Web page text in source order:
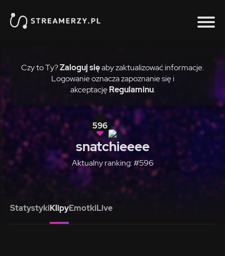
Czy to Ty?Zaloguj sięaby zaktualizować informacje.
Logowanie oznacza zapoznanie się i
akceptację Regulaminu.
596
snatchieeee
Aktualny ranking: #596
StatystykiKlipyEmotkiLive